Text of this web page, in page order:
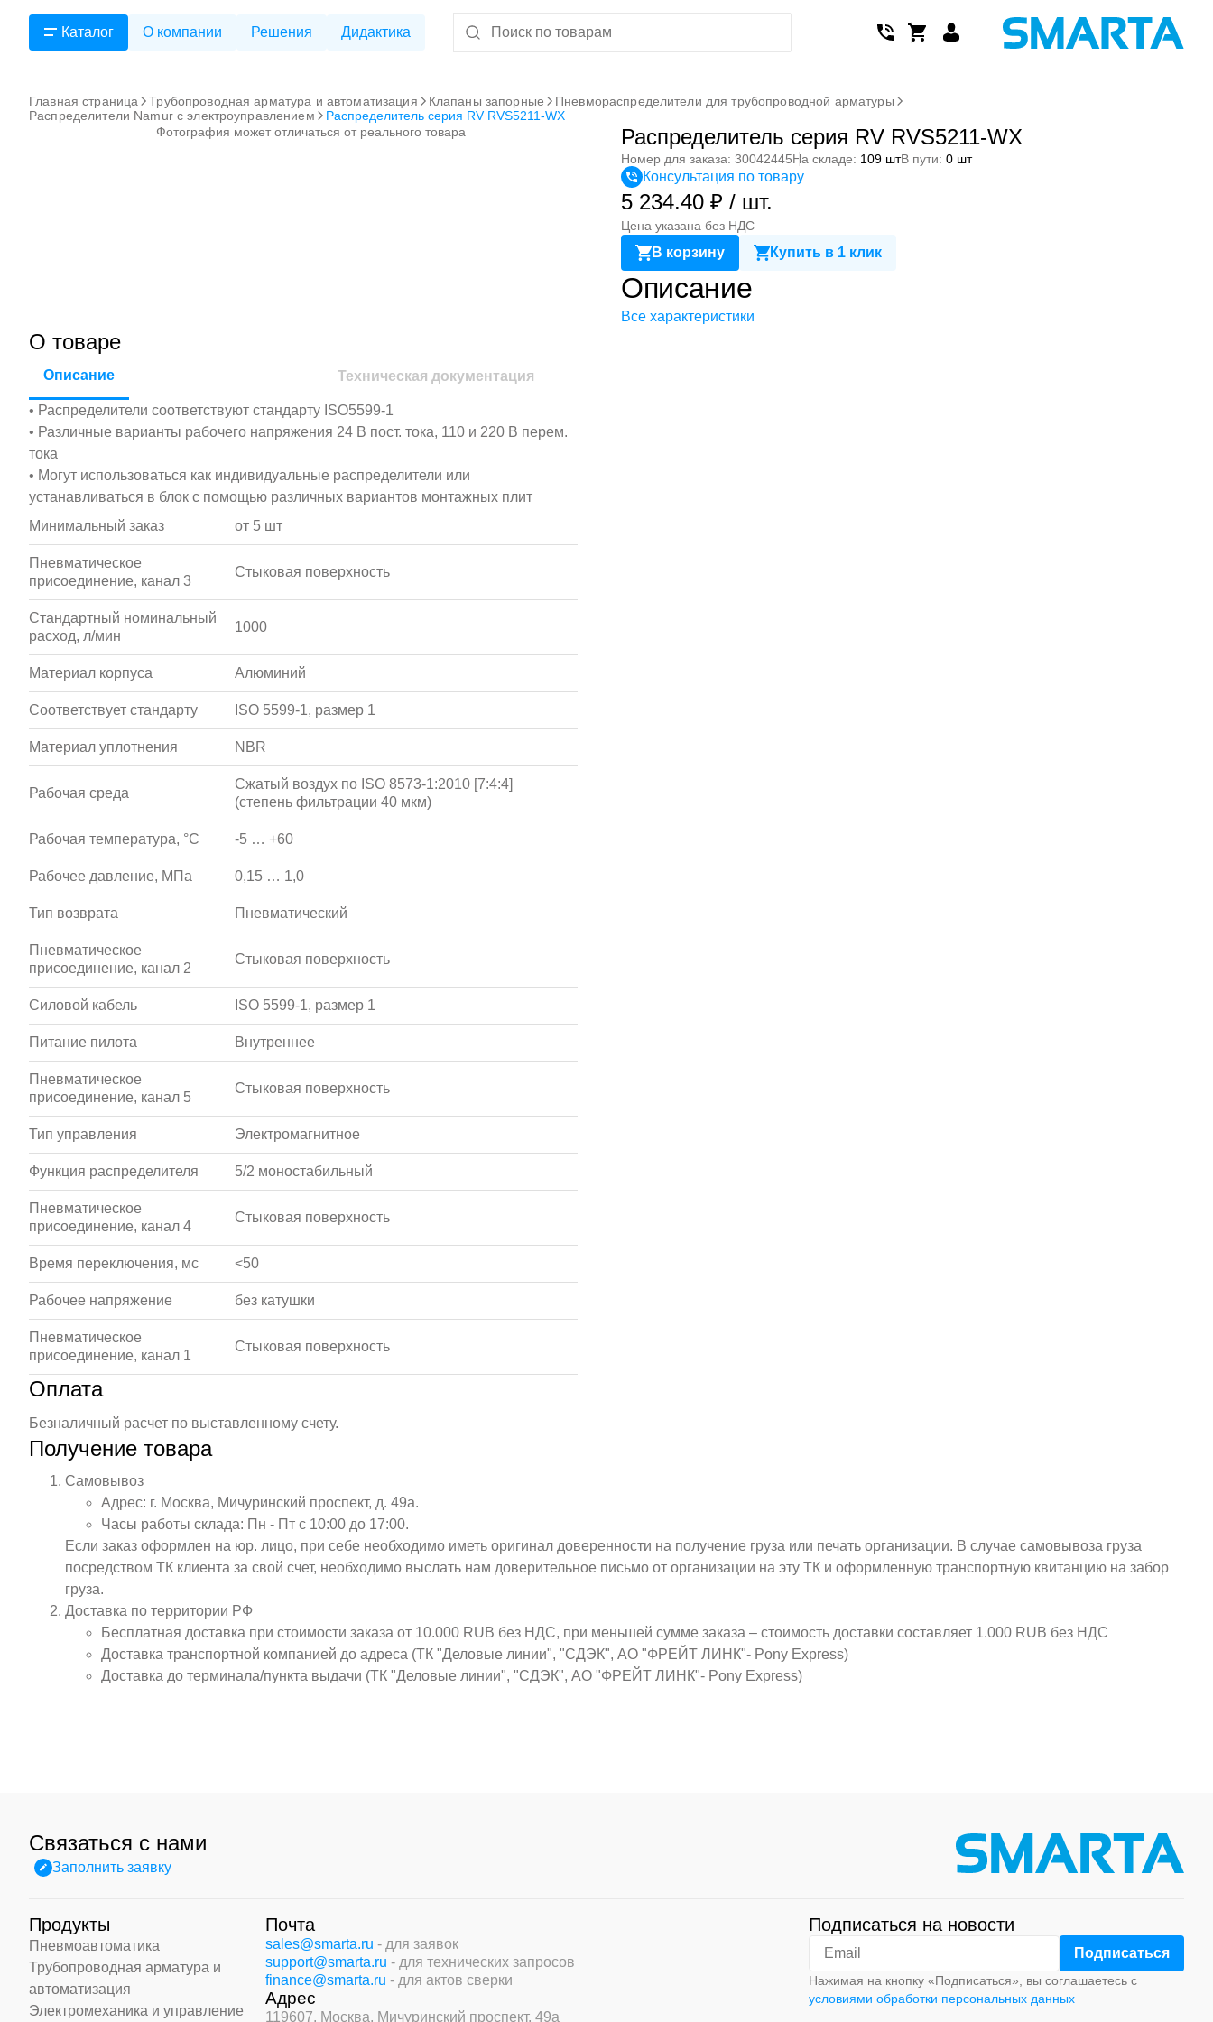
Каталог О компании Решения Дидактика
Главная страница Трубопроводная арматура и автоматизация Клапаны запорные
Пневмораспределители для трубопроводной арматуры
Распределители Namur с электроуправлением
Распределитель серия RV RVS5211-WX
Фотография может отличаться от реального товара
Распределитель серия RV RVS5211-WX
Номер для заказа: 30042445На складе: 109 штВ пути: 0 шт
Консультация по товару
5 234.40 ₽ / шт.
Цена указана без НДС
В корзину Купить в 1 клик
Описание
Все характеристики
О товаре
Описание Техническая документация
• Распределители соответствуют стандарту ISO5599-1
• Различные варианты рабочего напряжения 24 В пост. тока, 110 и 220 В перем.
тока
• Могут использоваться как индивидуальные распределители или
устанавливаться в блок с помощью различных вариантов монтажных плит
Минимальный заказ
от 5 шт
Пневматическое
присоединение, канал 3
Стыковая поверхность
Стандартный номинальный
расход, л/мин
1000
Материал корпуса Алюминий
Соответствует стандарту ISO 5599-1, размер 1
Материал уплотнения NBR
Рабочая среда
Сжатый воздух по ISO 8573-1:2010 [7:4:4]
(степень фильтрации 40 мкм)
Рабочая температура, °С -5 … +60
Рабочее давление, МПа 0,15 … 1,0
Тип возврата Пневматический
Пневматическое
присоединение, канал 2
Стыковая поверхность
Силовой кабель ISO 5599-1, размер 1
Питание пилота Внутреннее
Пневматическое
присоединение, канал 5
Стыковая поверхность
Тип управления Электромагнитное
Функция распределителя 5/2 моностабильный
Пневматическое
присоединение, канал 4
Стыковая поверхность
Время переключения, мс <50
Рабочее напряжение без катушки
Пневматическое
присоединение, канал 1
Стыковая поверхность
Оплата
Безналичный расчет по выставленному счету.
Получение товара
Самовывоз
Адрес: г. Москва, Мичуринский проспект, д. 49а.
Часы работы склада: Пн - Пт с 10:00 до 17:00.
Если заказ оформлен на юр. лицо, при себе необходимо иметь оригинал доверенности на получение груза или печать организации. В случае самовывоза груза
посредством ТК клиента за свой счет, необходимо выслать нам доверительное письмо от организации на эту ТК и оформленную транспортную квитанцию на забор
груза.
Доставка по территории РФ
Бесплатная доставка при стоимости заказа от 10.000 RUB без НДС, при меньшей сумме заказа – стоимость доставки составляет 1.000 RUB без НДС
Доставка транспортной компанией до адреса (ТК "Деловые линии", "СДЭК", АО "ФРЕЙТ ЛИНК"- Pony Express)
Доставка до терминала/пункта выдачи (ТК "Деловые линии", "СДЭК", АО "ФРЕЙТ ЛИНК"- Pony Express)
Связаться с нами
Заполнить заявку
Продукты
Пневмоавтоматика
Трубопроводная арматура и
автоматизация
Электромеханика и управление
Почта
sales@smarta.ru - для заявок
support@smarta.ru - для технических запросов
finance@smarta.ru - для актов сверки
Адрес
119607, Москва, Мичуринский проспект, 49а
Подписаться на новости
Нажимая на кнопку «Подписаться», вы соглашаетесь с
условиями обработки персональных данных